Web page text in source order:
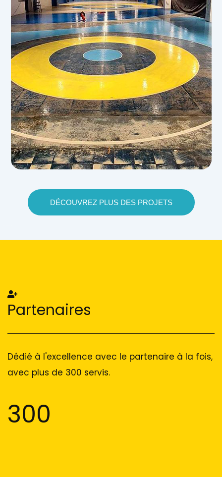
DÉCOUVREZ PLUS DES PROJETS
Partenaires
Dédié à l'excellence avec le partenaire à la fois,
avec plus de 300 servis.
300